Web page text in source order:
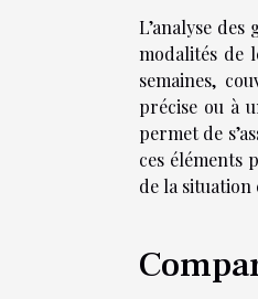
L’analyse
modalités de
semaines,
précise ou à
permet de
ces éléments
de la situation